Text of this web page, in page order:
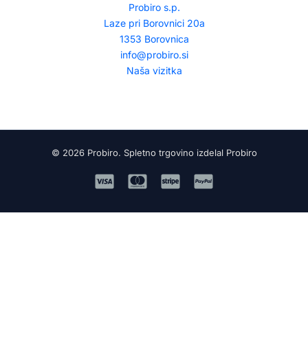
Probiro s.p.
Laze pri Borovnici 20a
1353 Borovnica
info@probiro.si
Naša vizitka
© 2026 Probiro. Spletno trgovino izdelal Probiro